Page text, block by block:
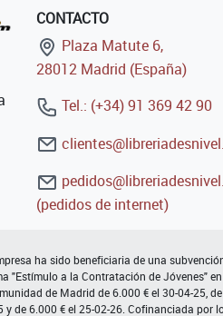
CONTACTO
Plaza Matute 6,
28012 Madrid (España)
Tel.: (+34) 91 369 42 90
(pedidos de internet)
ha sido beneficiaria de una
"Estímulo a la Contratación de Jóvenes"
de Madrid de 6.000 € el 30-04-25,
y de 6.000 € el 25-02-26. Cofinanciada por